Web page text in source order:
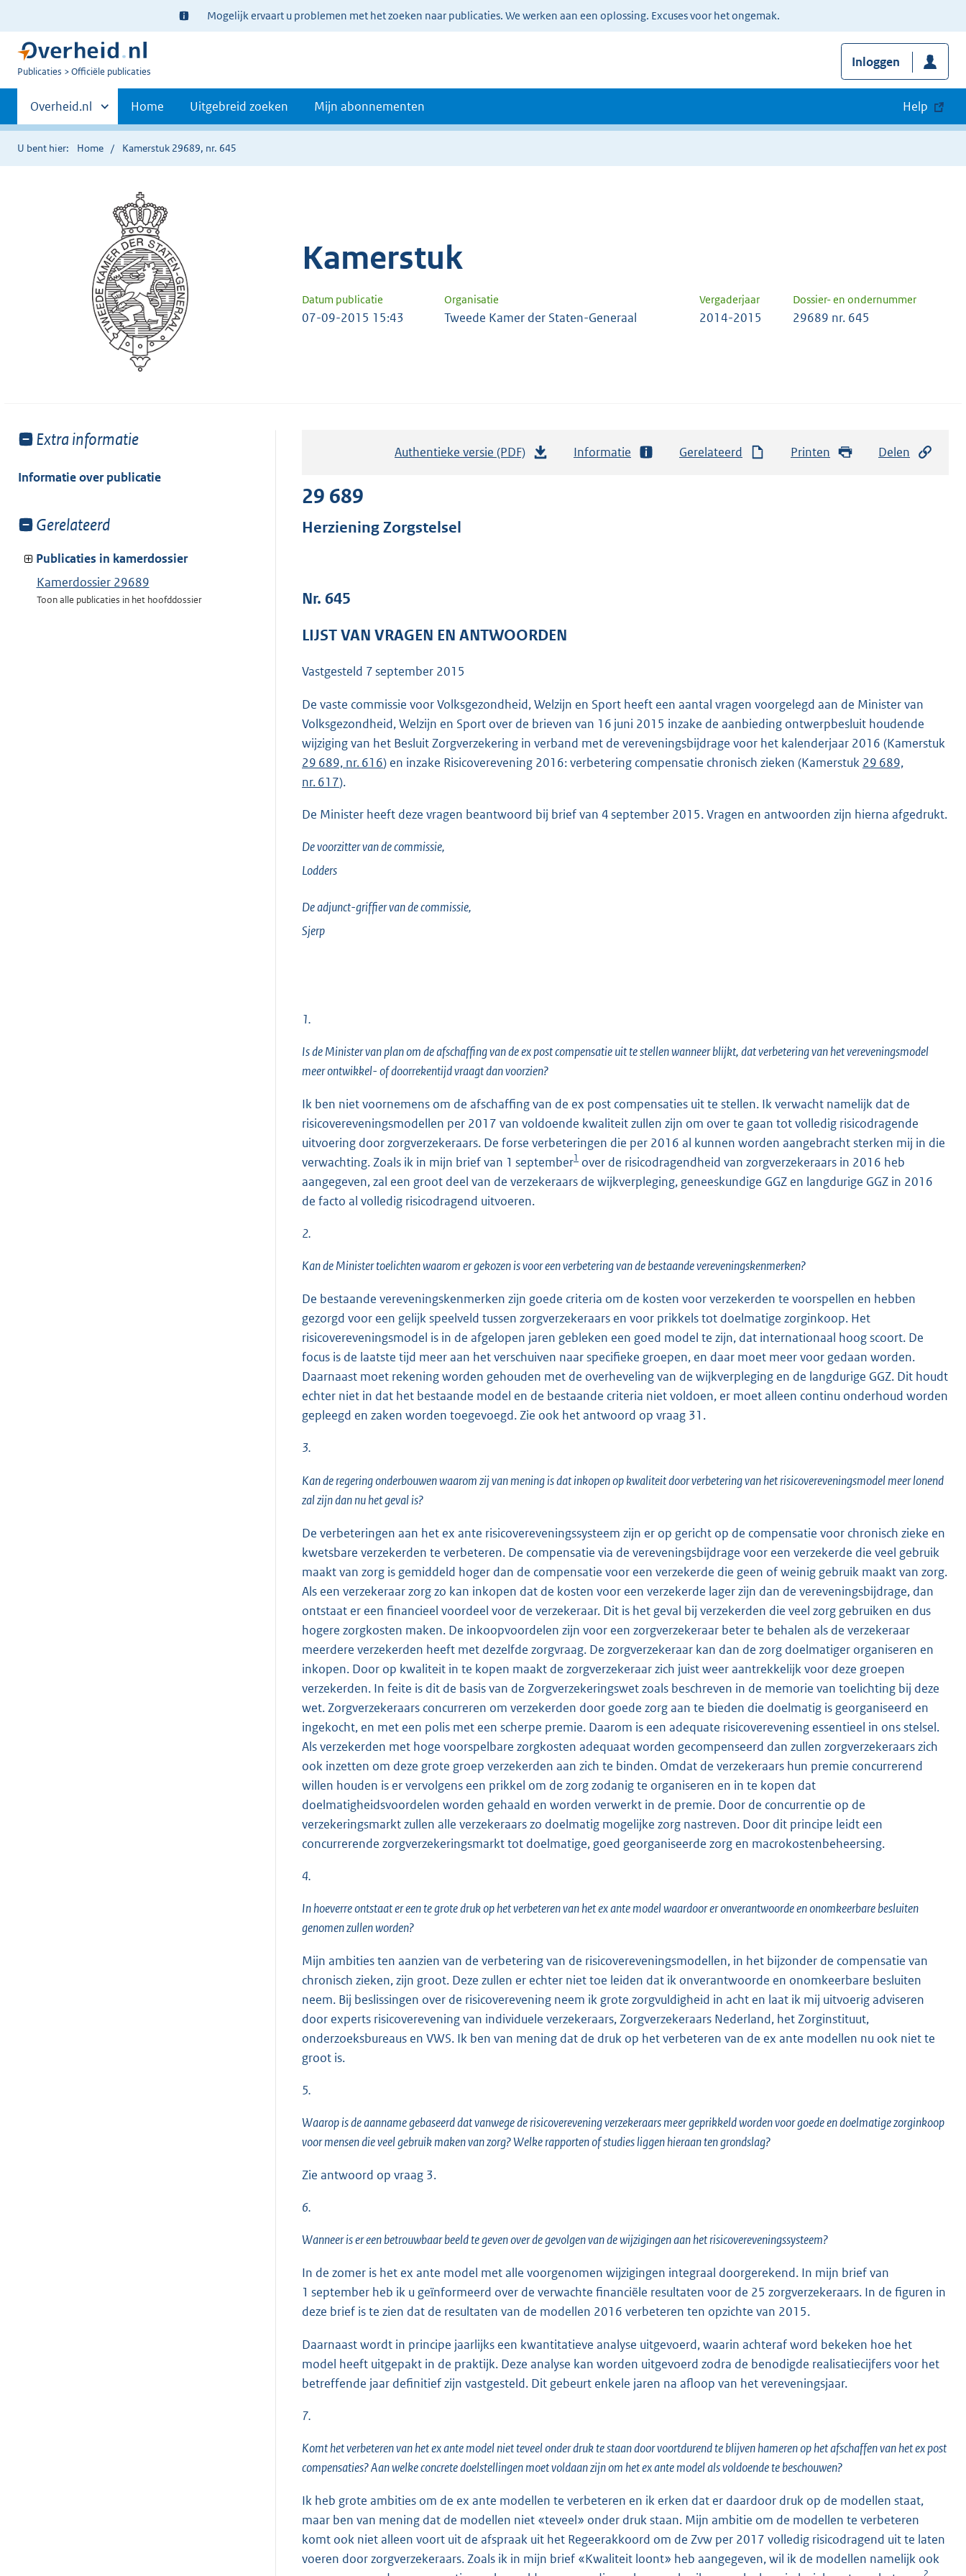
Ter
informatie:
Mogelijk ervaart u problemen met het zoeken naar publicaties. We werken aan een oplossing. Excuses voor het ongemak.
U
Publicaties Officiële publicaties
Inloggen
Primaire
navigatie
Andere
sites
binnen
Overheid.nl Home Uitgebreid zoeken Mijn abonnementen Help
U bent hier: Home Kamerstuk 29689, nr. 645
Kamerstuk
Datum publicatie Organisatie Vergaderjaar Dossier- en ondernummer
07-09-2015 15:43 Tweede Kamer der Staten-Generaal 2014-2015 29689 nr. 645
Toon
van:
Extra informatie
Informatie over publicatie
Toon
van:
Gerelateerd
Publicaties in kamerdossier
Kamerdossier 29689
Toon alle publicaties in het hoofddossier
Authentieke versie (PDF)
r
t
e
:
1
K
Informatie Gerelateerd Printen Delen
29 689
Herziening Zorgstelsel
Nr. 645
LIJST VAN VRAGEN EN ANTWOORDEN
Vastgesteld 7 september 2015
De vaste commissie voor Volksgezondheid, Welzijn en Sport heeft een aantal vragen voorgelegd aan de Minister van
Volksgezondheid, Welzijn en Sport over de brieven van 16 juni 2015 inzake de aanbieding ontwerpbesluit houdende
wijziging van het Besluit Zorgverzekering in verband met de vereveningsbijdrage voor het kalenderjaar 2016 (Kamerstuk
29 689, nr. 616) en inzake Risicoverevening 2016: verbetering compensatie chronisch zieken (Kamerstuk 29 689,
nr. 617).
De Minister heeft deze vragen beantwoord bij brief van 4 september 2015. Vragen en antwoorden zijn hierna afgedrukt.
De voorzitter van de commissie,
Lodders
De adjunct-griffier van de commissie,
Sjerp
1.
Is de Minister van plan om de afschaffing van de ex post compensatie uit te stellen wanneer blijkt, dat verbetering van het vereveningsmodel
meer ontwikkel- of doorrekentijd vraagt dan voorzien?
Ik ben niet voornemens om de afschaffing van de ex post compensaties uit te stellen. Ik verwacht namelijk dat de
risicovereveningsmodellen per 2017 van voldoende kwaliteit zullen zijn om over te gaan tot volledig risicodragende
uitvoering door zorgverzekeraars. De forse verbeteringen die per 2016 al kunnen worden aangebracht sterken mij in die
verwachting. Zoals ik in mijn brief van 1 september1 over de risicodragendheid van zorgverzekeraars in 2016 heb
aangegeven, zal een groot deel van de verzekeraars de wijkverpleging, geneeskundige GGZ en langdurige GGZ in 2016
de facto al volledig risicodragend uitvoeren.
2.
Kan de Minister toelichten waarom er gekozen is voor een verbetering van de bestaande vereveningskenmerken?
De bestaande vereveningskenmerken zijn goede criteria om de kosten voor verzekerden te voorspellen en hebben
gezorgd voor een gelijk speelveld tussen zorgverzekeraars en voor prikkels tot doelmatige zorginkoop. Het
risicovereveningsmodel is in de afgelopen jaren gebleken een goed model te zijn, dat internationaal hoog scoort. De
focus is de laatste tijd meer aan het verschuiven naar specifieke groepen, en daar moet meer voor gedaan worden.
Daarnaast moet rekening worden gehouden met de overheveling van de wijkverpleging en de langdurige GGZ. Dit houdt
echter niet in dat het bestaande model en de bestaande criteria niet voldoen, er moet alleen continu onderhoud worden
gepleegd en zaken worden toegevoegd. Zie ook het antwoord op vraag 31.
3.
Kan de regering onderbouwen waarom zij van mening is dat inkopen op kwaliteit door verbetering van het risicovereveningsmodel meer lonend
zal zijn dan nu het geval is?
De verbeteringen aan het ex ante risicovereveningssysteem zijn er op gericht op de compensatie voor chronisch zieke en
kwetsbare verzekerden te verbeteren. De compensatie via de vereveningsbijdrage voor een verzekerde die veel gebruik
maakt van zorg is gemiddeld hoger dan de compensatie voor een verzekerde die geen of weinig gebruik maakt van zorg.
Als een verzekeraar zorg zo kan inkopen dat de kosten voor een verzekerde lager zijn dan de vereveningsbijdrage, dan
ontstaat er een financieel voordeel voor de verzekeraar. Dit is het geval bij verzekerden die veel zorg gebruiken en dus
hogere zorgkosten maken. De inkoopvoordelen zijn voor een zorgverzekeraar beter te behalen als de verzekeraar
meerdere verzekerden heeft met dezelfde zorgvraag. De zorgverzekeraar kan dan de zorg doelmatiger organiseren en
inkopen. Door op kwaliteit in te kopen maakt de zorgverzekeraar zich juist weer aantrekkelijk voor deze groepen
verzekerden. In feite is dit de basis van de Zorgverzekeringswet zoals beschreven in de memorie van toelichting bij deze
wet. Zorgverzekeraars concurreren om verzekerden door goede zorg aan te bieden die doelmatig is georganiseerd en
ingekocht, en met een polis met een scherpe premie. Daarom is een adequate risicoverevening essentieel in ons stelsel.
Als verzekerden met hoge voorspelbare zorgkosten adequaat worden gecompenseerd dan zullen zorgverzekeraars zich
ook inzetten om deze grote groep verzekerden aan zich te binden. Omdat de verzekeraars hun premie concurrerend
willen houden is er vervolgens een prikkel om de zorg zodanig te organiseren en in te kopen dat
doelmatigheidsvoordelen worden gehaald en worden verwerkt in de premie. Door de concurrentie op de
verzekeringsmarkt zullen alle verzekeraars zo doelmatig mogelijke zorg nastreven. Door dit principe leidt een
concurrerende zorgverzekeringsmarkt tot doelmatige, goed georganiseerde zorg en macrokostenbeheersing.
4.
In hoeverre ontstaat er een te grote druk op het verbeteren van het ex ante model waardoor er onverantwoorde en onomkeerbare besluiten
genomen zullen worden?
Mijn ambities ten aanzien van de verbetering van de risicovereveningsmodellen, in het bijzonder de compensatie van
chronisch zieken, zijn groot. Deze zullen er echter niet toe leiden dat ik onverantwoorde en onomkeerbare besluiten
neem. Bij beslissingen over de risicoverevening neem ik grote zorgvuldigheid in acht en laat ik mij uitvoerig adviseren
door experts risicoverevening van individuele verzekeraars, Zorgverzekeraars Nederland, het Zorginstituut,
onderzoeksbureaus en VWS. Ik ben van mening dat de druk op het verbeteren van de ex ante modellen nu ook niet te
groot is.
5.
Waarop is de aanname gebaseerd dat vanwege de risicoverevening verzekeraars meer geprikkeld worden voor goede en doelmatige zorginkoop
voor mensen die veel gebruik maken van zorg? Welke rapporten of studies liggen hieraan ten grondslag?
Zie antwoord op vraag 3.
6.
Wanneer is er een betrouwbaar beeld te geven over de gevolgen van de wijzigingen aan het risicovereveningssysteem?
In de zomer is het ex ante model met alle voorgenomen wijzigingen integraal doorgerekend. In mijn brief van
1 september heb ik u geïnformeerd over de verwachte financiële resultaten voor de 25 zorgverzekeraars. In de figuren in
deze brief is te zien dat de resultaten van de modellen 2016 verbeteren ten opzichte van 2015.
Daarnaast wordt in principe jaarlijks een kwantitatieve analyse uitgevoerd, waarin achteraf word bekeken hoe het
model heeft uitgepakt in de praktijk. Deze analyse kan worden uitgevoerd zodra de benodigde realisatiecijfers voor het
betreffende jaar definitief zijn vastgesteld. Dit gebeurt enkele jaren na afloop van het vereveningsjaar.
7.
Komt het verbeteren van het ex ante model niet teveel onder druk te staan door voortdurend te blijven hameren op het afschaffen van het ex post
compensaties? Aan welke concrete doelstellingen moet voldaan zijn om het ex ante model als voldoende te beschouwen?
Ik heb grote ambities om de ex ante modellen te verbeteren en ik erken dat er daardoor druk op de modellen staat,
maar ben van mening dat de modellen niet «teveel» onder druk staan. Mijn ambitie om de modellen te verbeteren
komt ook niet alleen voort uit de afspraak uit het Regeerakkoord om de Zvw per 2017 volledig risicodragend uit te laten
voeren door zorgverzekeraars. Zoals ik in mijn brief «Kwaliteit loont» heb aangegeven, wil ik de modellen namelijk ook
2